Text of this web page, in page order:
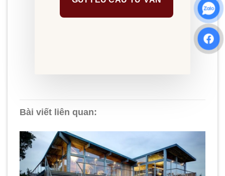
Bài viết liên quan: